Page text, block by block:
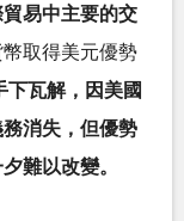
易中主要的交
取得美元優勢
下瓦解，因美國
消失，但優勢
難以改變。